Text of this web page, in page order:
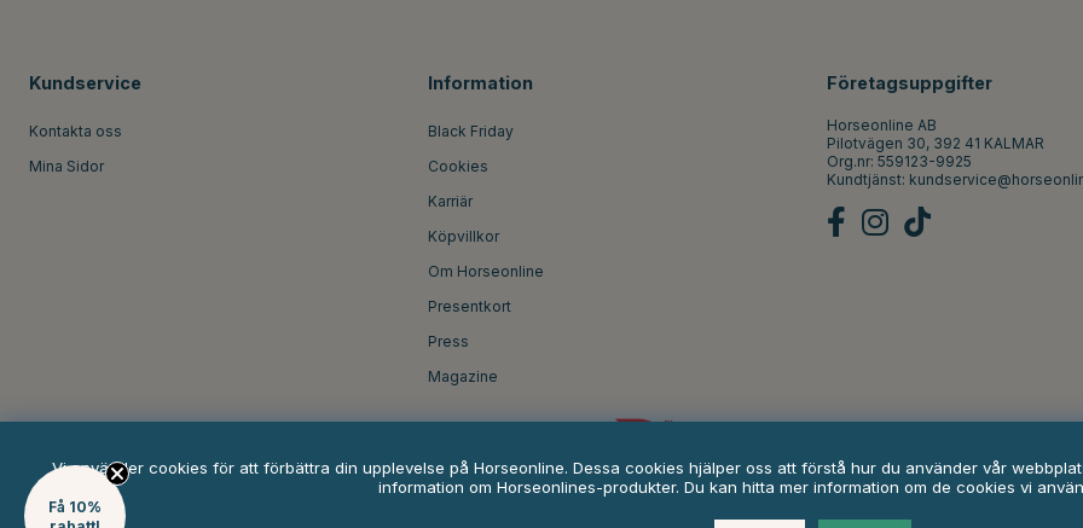
Kundservice
Kontakta oss
Mina Sidor
Information
Black Friday
Cookies
Karriär
Köpvillkor
Om Horseonline
Presentkort
Press
Magazine
Företagsuppgifter
Horseonline AB
Pilotvägen 30, 392 41 KALMAR
Org.nr: 559123-9925
Kundtjänst:
Vi använder cookies för att förbättra din upplevelse på Horseonline. Dessa cookies hjälper oss att förstå hur du använder vår
information om Horseonlines-produkter. Du kan hitta mer information om de cookies vi
Få 10%